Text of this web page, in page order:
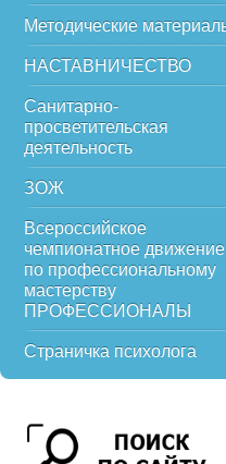
Методические
НАСТАВНИЧЕСТВО
Санитарно-
просветительская
деятельность
ЗОЖ
Всероссийское
чемпионатное движение
по профессиональному
мастерству
ПРОФЕССИОНАЛЫ
Страничка психолога